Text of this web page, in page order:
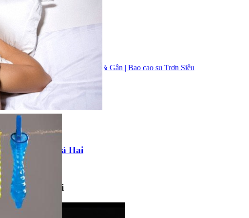
Có Gân | Bao Cao Su Có Gai & Gân | Bao cao su Trơn Siêu
Cảm Cho Cả Hai
Cho Cả Hai